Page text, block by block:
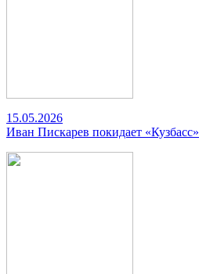
15.05.2026
Иван Пискарев покидает «Кузбасс»